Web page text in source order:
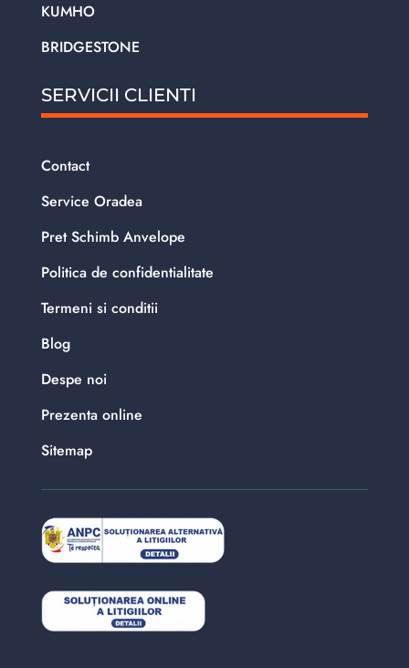
KUMHO
BRIDGESTONE
SERVICII CLIENTI
Contact
Service Oradea
Pret Schimb Anvelope
Politica de confidentialitate
Termeni si conditii
Blog
Despe noi
Prezenta online
Sitemap